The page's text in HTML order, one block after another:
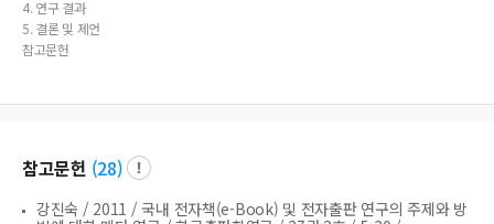
4. 연구 결과
5. 결론 및 제언
참고문헌
참고문헌 (28)
강진숙 / 2011 /국내 전자책(e-Book) 및 전자출판 연구의 주제와 방